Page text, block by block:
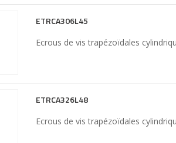
ETRCA306L45
Ecrous de vis trapézoïdales
ETRCA326L48
Ecrous de vis trapézoïdales